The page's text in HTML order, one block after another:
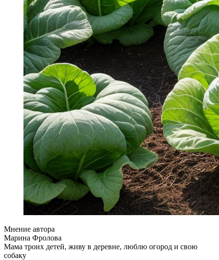
Мнение автора
Марина Фролова
Мама троих детей, живу в деревне, люблю огород и свою
собаку